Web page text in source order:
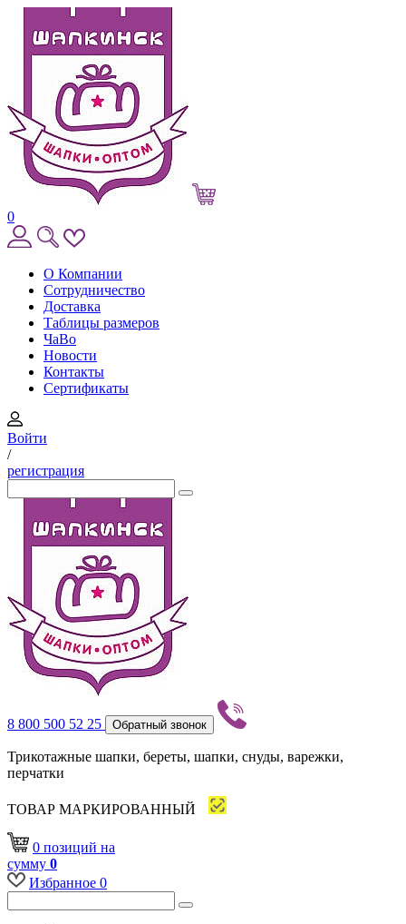
0
О Компании
Сотрудничество
Доставка
Таблицы размеров
ЧаВо
Новости
Контакты
Сертификаты
Войти
/
регистрация
8 800 500 52 25 Обратный звонок
Трикотажные шапки, береты, шапки, снуды, варежки,
перчатки
ТОВАР МАРКИРОВАННЫЙ
0 позиций на
сумму 0
Избранное 0